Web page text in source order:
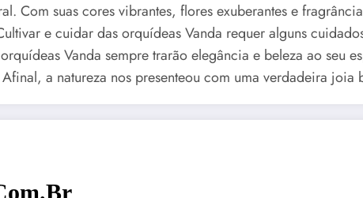
Com suas cores vibrantes, flores exuberantes e
e cuidar das orquídeas Vanda requer alguns
Vanda sempre trarão elegância e beleza ao seu
a natureza nos presenteou com uma verdadeira joia